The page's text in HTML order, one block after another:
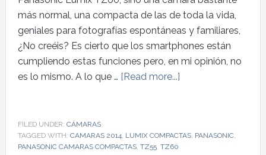
más normal, una compacta de las de toda la vida,
geniales para fotografías espontáneas y familiares,
¿No creéis? Es cierto que los smartphones están
cumpliendo estas funciones pero, en mi opinión, no
es lo mismo. A lo que … [Read more...]
FILED UNDER: CÁMARAS
TAGGED WITH: CAMARAS 2014, LUMIX COMPACTAS, PANASONIC,
PANASONIC CAMARAS COMPACTAS, TZ55, TZ60